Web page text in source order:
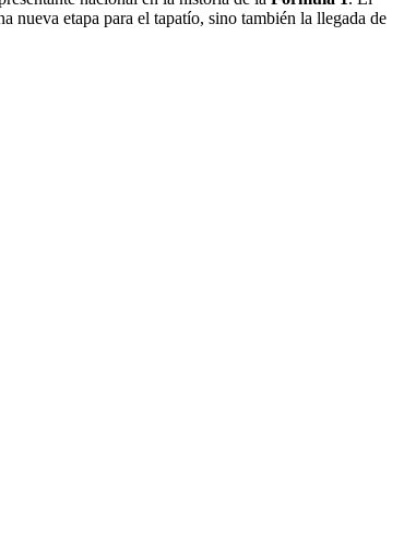
nueva etapa para el tapatío, sino también la llegada de